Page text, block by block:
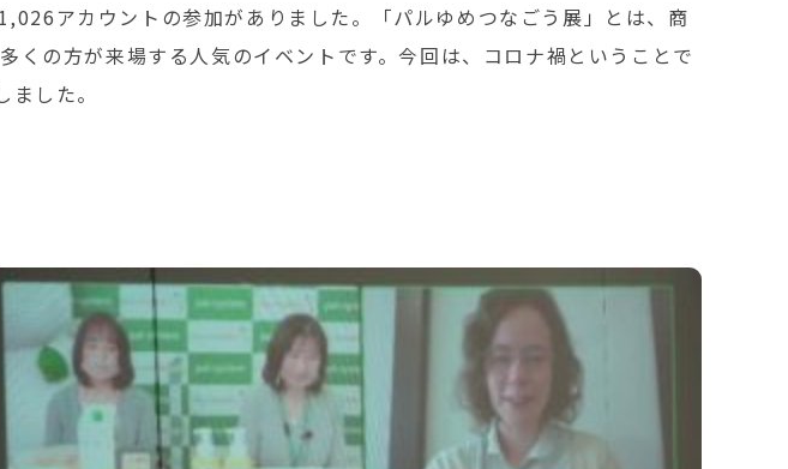
アカウントの参加がありました。「パルゆめつなごう展」とは、商
の方が来場する人気のイベントです。今回は、コロナ禍ということで
した。